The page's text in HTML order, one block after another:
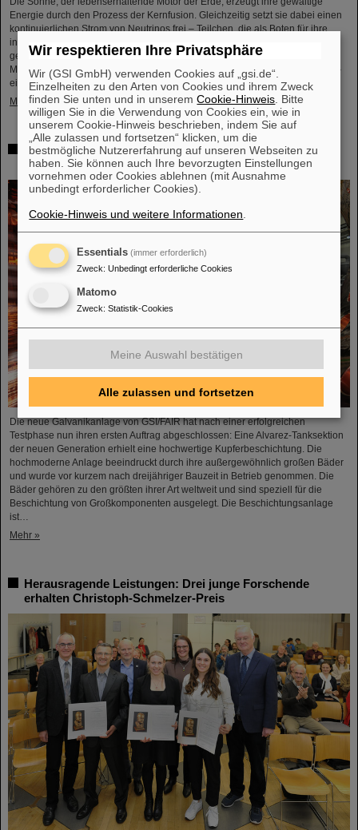
Energie durch den Prozess der Kernfusion. Gleichzeitig setzt sie dabei einen
kontinuierlichen Strom von Neutrinos frei – Teilchen, die als Boten für ihre
innere Dynamik fungieren. Obwohl moderne Neutrinodetektoren das
gegenwärtige Verhalten der Sonne enthüllen, bleiben bezüglich ihrer über
Millionen von Jahren andauernden Stabilität wesentliche Fragen bestehen –
ein Zeitraum, der ...
Mehr »
Glänzender Fortschritt: Erste Tanksektion des neuen
Alvarez erfolgreich verkupfert
Die neue Galvanikanlage von GSI/FAIR hat nach einer erfolgreichen
Testphase nun ihren ersten Auftrag abgeschlossen: Eine Alvarez-Tanksektion
der neuen Generation erhielt eine hochwertige Kupferbeschichtung. Die
hochmoderne Anlage beeindruckt durch ihre außergewöhnlich großen Bäder
und wurde vor kurzem nach dreijähriger Bauzeit in Betrieb genommen. Die
Bäder gehören zu den größten ihrer Art weltweit und sind speziell für die
Beschichtung von Großkomponenten ausgelegt. Die Beschichtungsanlage
ist…
Mehr »
Herausragende Leistungen: Drei junge Forschende
erhalten Christoph-Schmelzer-Preis
Wir respektieren Ihre Privatsphäre
Wir (GSI GmbH) verwenden Cookies auf „gsi.de“.
Einzelheiten zu den Arten von Cookies und ihrem Zweck
finden Sie unten und in unseremCookie-Hinweis . Bitte
willigen Sie in die Verwendung von Cookies ein, wie in
unserem Cookie-Hinweis beschrieben, indem Sie auf
„Alle zulassen und fortsetzen“ klicken, um die
bestmögliche Nutzererfahrung auf unseren Webseiten zu
haben. Sie können auch Ihre bevorzugten Einstellungen
vornehmen oder Cookies ablehnen (mit Ausnahme
unbedingt erforderlicher Cookies).
Cookie-Hinweis und weitere Informationen
Essentials (immer erforderlich)
Zweck: Unbedingt erforderliche Cookies
Matomo
Zweck: Statistik-Cookies
Meine Auswahl bestätigen
Alle zulassen und fortsetzen